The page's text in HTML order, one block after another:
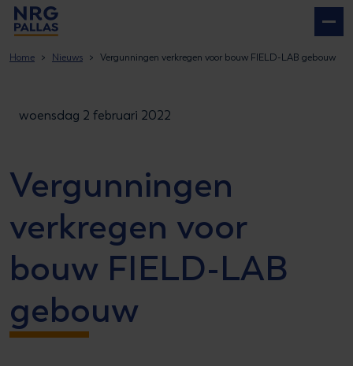
Home Nieuws Vergunningen verkregen voor bouw FIELD-LAB gebouw
woensdag 2 februari 2022
Vergunningen
verkregen voor
bouw FIELD-LAB
gebouw